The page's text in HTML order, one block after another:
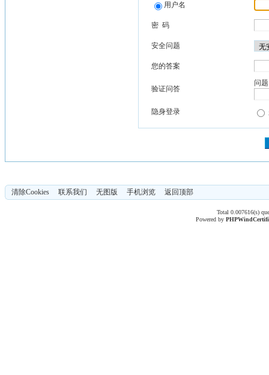
用户名
密 码
安全问题
您的答案
验证问答
问
隐身登录
清除Cookies 联系我们 无图版 手机浏览 返回顶部
Total 0.007616(s)
Powered byPHPWind